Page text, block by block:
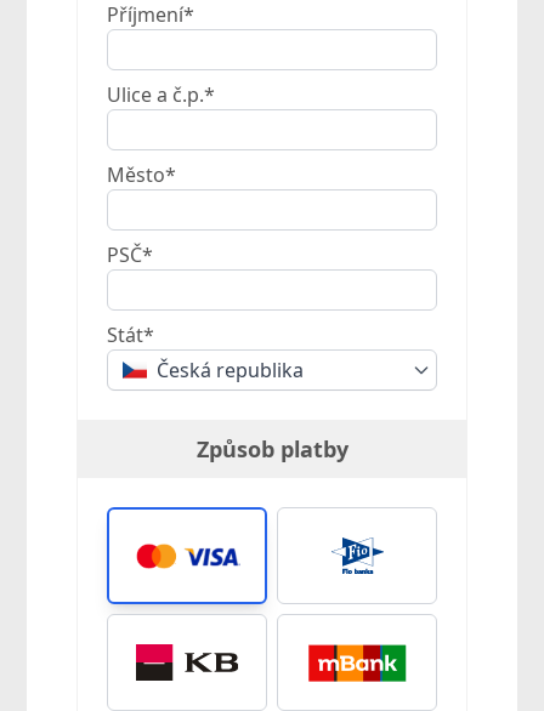
Příjmení*
Ulice a č.p.*
Město*
PSČ*
Stát*
Česká republika
Způsob platby